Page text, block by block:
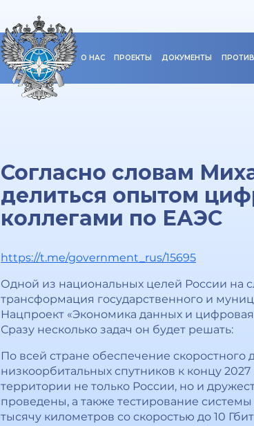
О НАС ПРОЕКТЫ ДОКУМЕНТЫ
Согласно словам
делиться опытом
коллегами по ЕАЭС
https://t.me/government_rus/15695
Одной из национальных целей России на
трансформация государственного и
Нацпроект «Экономика данных и
Сразу несколько задач он будет решать:
По всей стране обеспечение скоростного
низкоорбитальных спутников к концу
территории не только России, но и
проведены, а также тестирование
тысячу километров со скоростью до 10